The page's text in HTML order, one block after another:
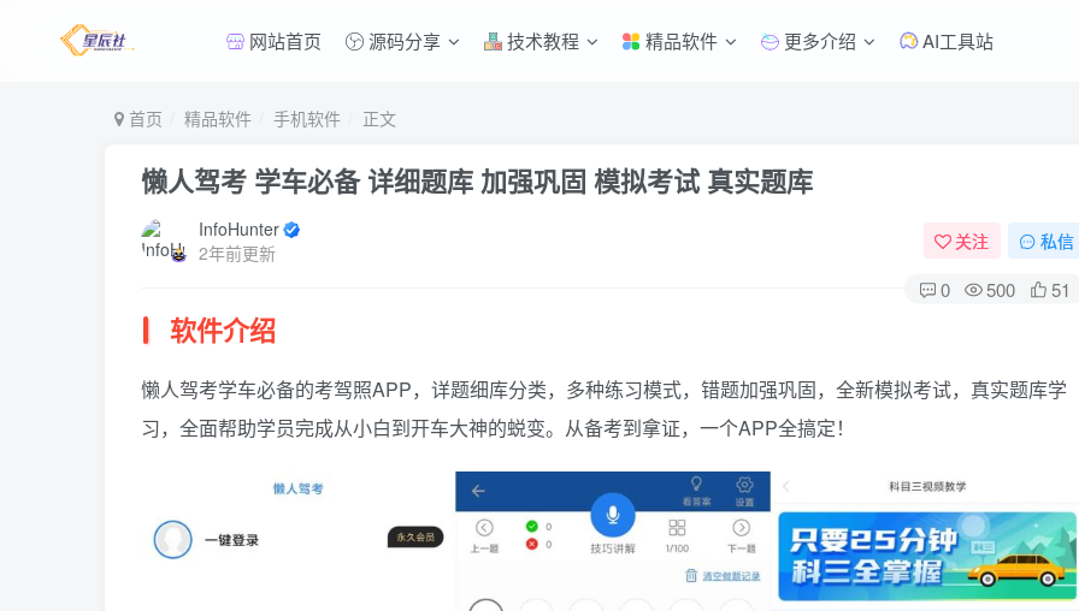
网站首页 源码分享 技术教程 精品软件 更多介绍 AI工具站
首页 精品软件 手机软件 正文
懒人驾考 学车必备 详细题库 加强巩固 模拟考试 真实题库
InfoHunter
2年前更新
关注 私信
0 500 51
软件介绍
懒人驾考学车必备的考驾照APP，详题细库分类，多种练习模式，错题加强巩固，全新模拟考试，真实题库学
习，全面帮助学员完成从小白到开车大神的蜕变。从备考到拿证，一个APP全搞定！